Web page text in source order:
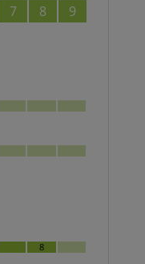
7 8 9
8